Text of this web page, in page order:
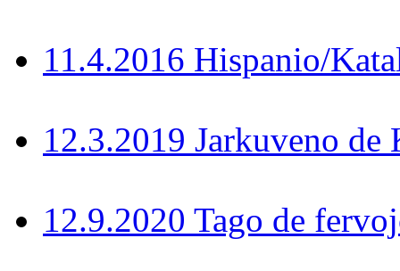
11.4.2016 Hispanio/
12.3.2019 Jarkuveno de
12.9.2020 Tago de